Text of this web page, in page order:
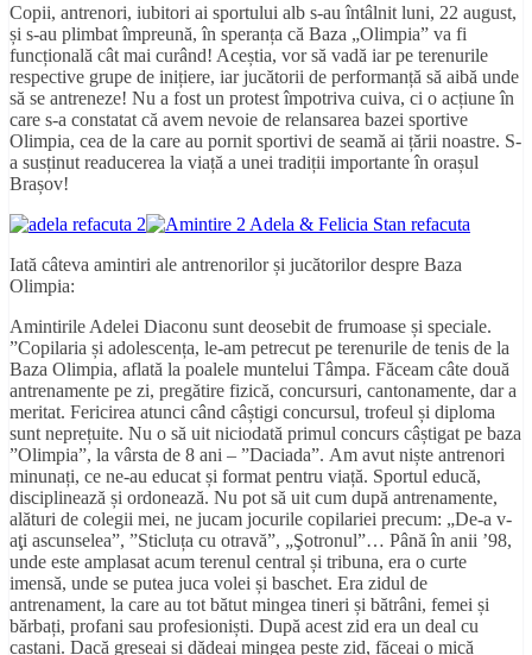
Copii, antrenori, iubitori ai sportului alb s-au întâlnit luni, 22 august,
și s-au plimbat împreună, în speranța că Baza „Olimpia” va fi
funcțională cât mai curând! Aceștia, vor să vadă iar pe terenurile
respective grupe de inițiere, iar jucătorii de performanță să aibă unde
să se antreneze! Nu a fost un protest împotriva cuiva, ci o acțiune în
care s-a constatat că avem nevoie de relansarea bazei sportive
Olimpia, cea de la care au pornit sportivi de seamă ai țării noastre. S-
a susținut readucerea la viață a unei tradiții importante în orașul
Brașov!
Iată câteva amintiri ale antrenorilor și jucătorilor despre Baza
Olimpia:
Amintirile Adelei Diaconu sunt deosebit de frumoase și speciale.
”Copilaria și adolescența, le-am petrecut pe terenurile de tenis de la
Baza Olimpia, aflată la poalele muntelui Tâmpa. Făceam câte două
antrenamente pe zi, pregătire fizică, concursuri, cantonamente, dar a
meritat. Fericirea atunci când câștigi concursul, trofeul și diploma
sunt neprețuite. Nu o să uit niciodată primul concurs câștigat pe baza
”Olimpia”, la vârsta de 8 ani – ”Daciada”. Am avut niște antrenori
minunați, ce ne-au educat și format pentru viață. Sportul educă,
disciplinează și ordonează. Nu pot să uit cum după antrenamente,
alături de colegii mei, ne jucam jocurile copilariei precum: „De-a v-
aţi ascunselea”, ”Sticluța cu otravă”, „Şotronul”… Până în anii ’98,
unde este amplasat acum terenul central și tribuna, era o curte
imensă, unde se putea juca volei și baschet. Era zidul de
antrenament, la care au tot bătut mingea tineri și bătrâni, femei și
bărbați, profani sau profesioniști. După acest zid era un deal cu
castani. Dacă greșeai și dădeai mingea peste zid, făceai o mică